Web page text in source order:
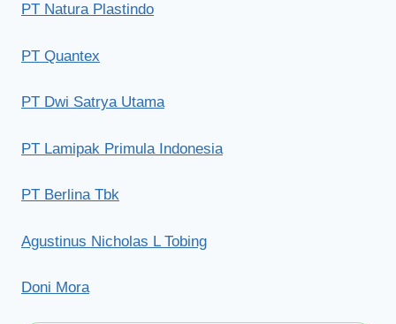
PT Natura Plastindo
PT Quantex
PT Dwi Satrya Utama
PT Lamipak Primula Indonesia
PT Berlina Tbk
Agustinus Nicholas L Tobing
Doni Mora